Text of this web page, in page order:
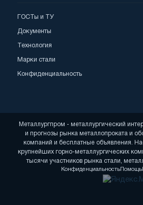
ГОСТы и ТУ
Документы
Технология
Марки стали
Конфиденциальность
Металлургпром - металлургический
и прогнозы рынка металлопроката и
компаний и бесплатные объявления.
крупнейших горно-металлургических
тысячи участников рынка стали,
КонфиденциальностьПомощь